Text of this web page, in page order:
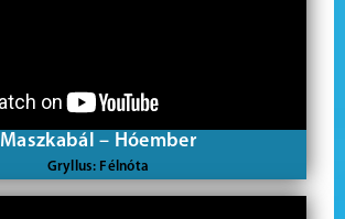
Maszkabál – Hóember
Gryllus: Félnóta